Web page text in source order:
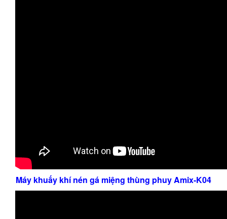
Máy khuấy khí nén gá miệng thùng phuy Amix-K04